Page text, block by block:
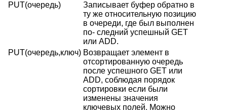
PUT(очередь)
Записывает буфер обратно в
ту же относительную позицию
в очереди, где был выполнен
по- следний успешный GET
или ADD.
PUT(очередь,ключ) Возвращает элемент в
отсортированную очередь
после успешного GET или
ADD, соблюдая порядок
сортировки если были
изменены значения
ключевых полей. Можно